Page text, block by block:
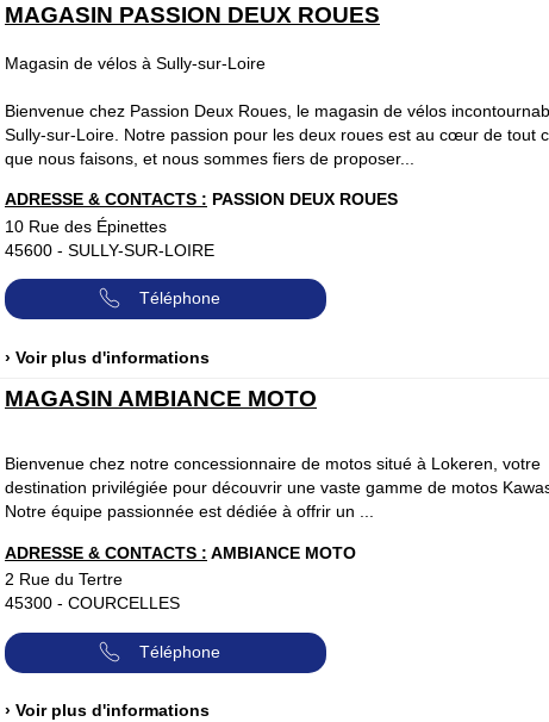
MAGASIN PASSION DEUX ROUES
Magasin de vélos à Sully-sur-Loire
Bienvenue chez Passion Deux Roues, le magasin de vélos
Sully-sur-Loire. Notre passion pour les deux roues est au cœur de tout
que nous faisons, et nous sommes fiers de proposer...
ADRESSE & CONTACTS : PASSION DEUX ROUES
10 Rue des Épinettes
45600 - SULLY-SUR-LOIRE
Téléphone
› Voir plus d'informations
MAGASIN AMBIANCE MOTO
Bienvenue chez notre concessionnaire de motos situé à Lokeren, votre
destination privilégiée pour découvrir une vaste gamme de motos
Notre équipe passionnée est dédiée à offrir un ...
ADRESSE & CONTACTS : AMBIANCE MOTO
2 Rue du Tertre
45300 - COURCELLES
Téléphone
› Voir plus d'informations